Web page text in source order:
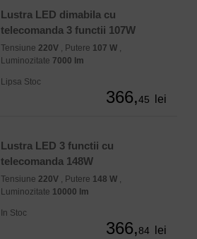
Lustra LED dimabila cu
telecomanda 3 functii 107W
Tensiune 220V , Putere 107 W ,
Luminozitate 7000 lm
Lipsa Stoc
366,45 lei
Lustra LED 3 functii cu
telecomanda 148W
Tensiune 220V , Putere 148 W ,
Luminozitate 10000 lm
In Stoc
366,84 lei